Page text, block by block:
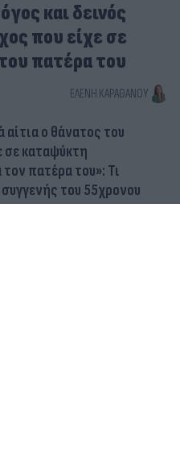
και δεινός
που είχε σε
πατέρα του
ΕΛΈΝΗ ΚΑΡΑΘΆΝΟΥ
ο θάνατος του
σε καταψύκτη
πατέρα του»: Τι
του 55χρονου